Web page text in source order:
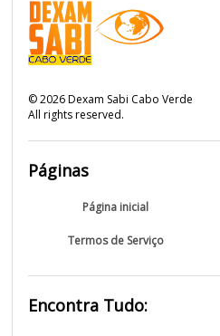
©2026Dexam Sabi Cabo Verde
All rights reserved.
Páginas
Página inicial
Termos de Serviço
Encontra Tudo: